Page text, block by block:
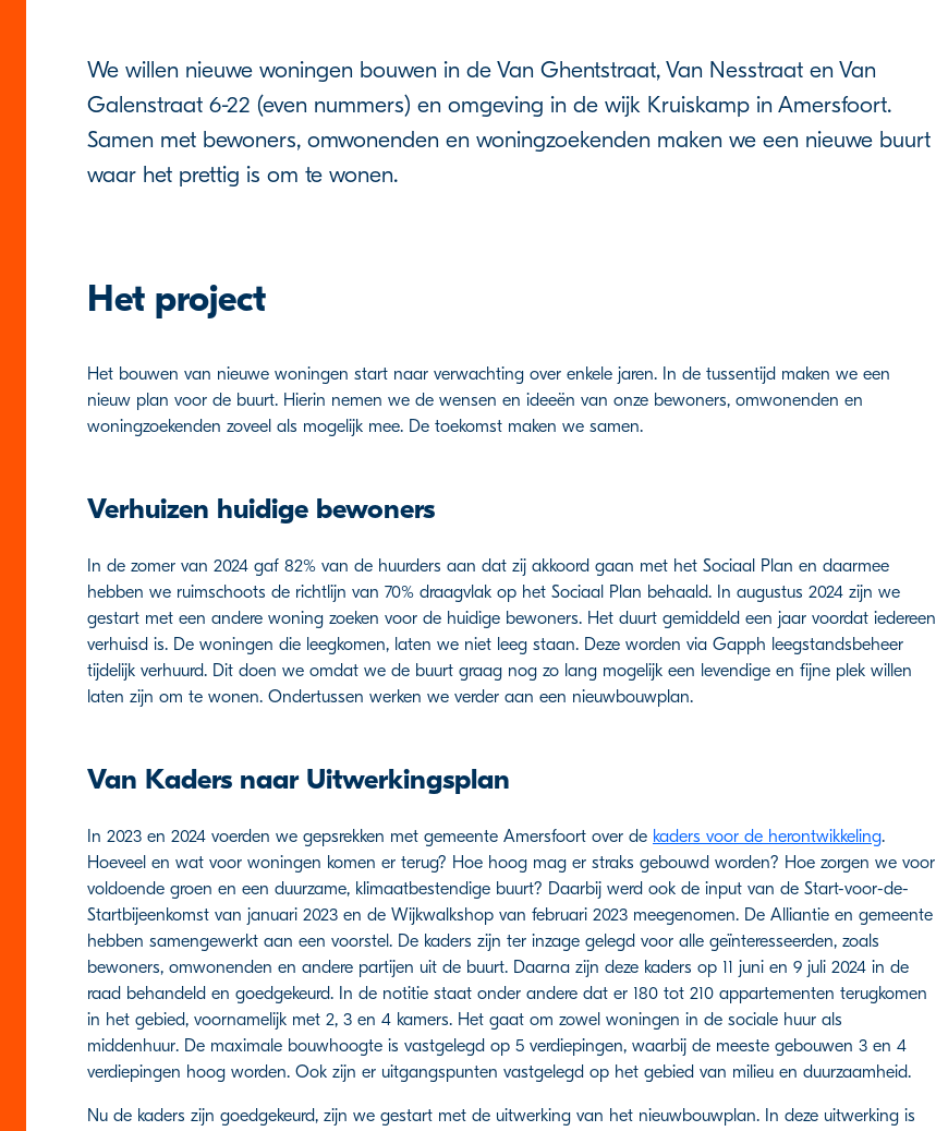
We willen nieuwe woningen bouwen in de Van Ghentstraat, Van Nesstraat en Van
Galenstraat 6-22 (even nummers) en omgeving in de wijk Kruiskamp in Amersfoort.
Samen met bewoners, omwonenden en woningzoekenden maken we een nieuwe buurt
waar het prettig is om te wonen.
Het project
Het bouwen van nieuwe woningen start naar verwachting over enkele jaren. In de tussentijd maken we een
nieuw plan voor de buurt. Hierin nemen we de wensen en ideeën van onze bewoners, omwonenden en
woningzoekenden zoveel als mogelijk mee. De toekomst maken we samen.
Verhuizen huidige bewoners
In de zomer van 2024 gaf 82% van de huurders aan dat zij akkoord gaan met het Sociaal Plan en daarmee
hebben we ruimschoots de richtlijn van 70% draagvlak op het Sociaal Plan behaald. In augustus 2024 zijn we
gestart met een andere woning zoeken voor de huidige bewoners. Het duurt gemiddeld een jaar voordat iedereen
verhuisd is. De woningen die leegkomen, laten we niet leeg staan. Deze worden via Gapph leegstandsbeheer
tijdelijk verhuurd. Dit doen we omdat we de buurt graag nog zo lang mogelijk een levendige en fijne plek willen
laten zijn om te wonen. Ondertussen werken we verder aan een nieuwbouwplan.
Van Kaders naar Uitwerkingsplan
In 2023 en 2024 voerden we gepsrekken met gemeente Amersfoort over de kaders voor de herontwikkeling.
Hoeveel en wat voor woningen komen er terug? Hoe hoog mag er straks gebouwd worden? Hoe zorgen we voor
voldoende groen en een duurzame, klimaatbestendige buurt? Daarbij werd ook de input van de Start-voor-de-
Startbijeenkomst van januari 2023 en de Wijkwalkshop van februari 2023 meegenomen. De Alliantie en gemeente
hebben samengewerkt aan een voorstel. De kaders zijn ter inzage gelegd voor alle geïnteresseerden, zoals
bewoners, omwonenden en andere partijen uit de buurt. Daarna zijn deze kaders op 11 juni en 9 juli 2024 in de
raad behandeld en goedgekeurd. In de notitie staat onder andere dat er 180 tot 210 appartementen terugkomen
in het gebied, voornamelijk met 2, 3 en 4 kamers. Het gaat om zowel woningen in de sociale huur als
middenhuur. De maximale bouwhoogte is vastgelegd op 5 verdiepingen, waarbij de meeste gebouwen 3 en 4
verdiepingen hoog worden. Ook zijn er uitgangspunten vastgelegd op het gebied van milieu en duurzaamheid.
Nu de kaders zijn goedgekeurd, zijn we gestart met de uitwerking van het nieuwbouwplan. In deze uitwerking is